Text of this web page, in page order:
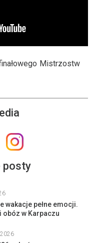
Mistrzostw
posty
wakacje pełne emocji.
obóz w Karpaczu